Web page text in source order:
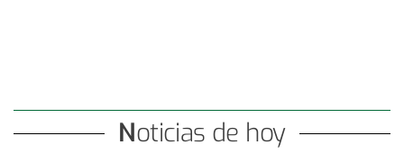
Noticias de hoy